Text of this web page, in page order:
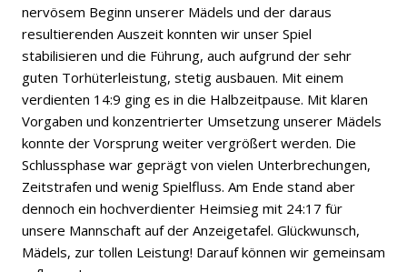
nervösem Beginn unserer Mädels und der daraus
resultierenden Auszeit konnten wir unser Spiel
stabilisieren und die Führung, auch aufgrund der sehr
guten Torhüterleistung, stetig ausbauen. Mit einem
verdienten 14:9 ging es in die Halbzeitpause. Mit klaren
Vorgaben und konzentrierter Umsetzung unserer Mädels
konnte der Vorsprung weiter vergrößert werden. Die
Schlussphase war geprägt von vielen Unterbrechungen,
Zeitstrafen und wenig Spielfluss. Am Ende stand aber
dennoch ein hochverdienter Heimsieg mit 24:17 für
unsere Mannschaft auf der Anzeigetafel. Glückwunsch,
Mädels, zur tollen Leistung! Darauf können wir gemeinsam